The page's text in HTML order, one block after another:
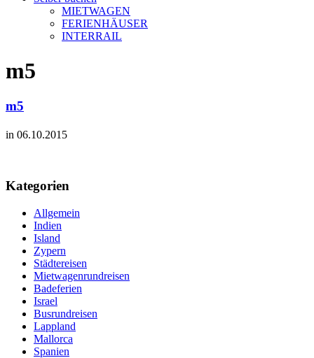
MIETWAGEN
FERIENHÄUSER
INTERRAIL
m5
m5
in 06.10.2015
Kategorien
Allgemein
Indien
Island
Zypern
Städtereisen
Mietwagenrundreisen
Badeferien
Israel
Busrundreisen
Lappland
Mallorca
Spanien